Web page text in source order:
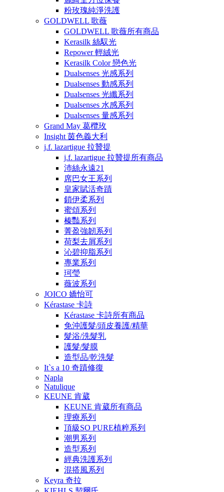
粉玫瑰純淨洗護
GOLDWELL 歌薇
GOLDWELL 歌薇所有商品
Kerasilk 絲馭光
Repower 輕絨光
Kerasilk Color 戀色光
Dualsenses 光感系列
Dualsenses 動感系列
Dualsenses 光纖系列
Dualsenses 水感系列
Dualsenses 量感系列
Grand May 葛欖玫
Insight 茵色義大利
j.f. lazartigue 拉贊提
j.f. lazartigue 拉贊提所有商品
沛絲永遠21
席巴女王系列
皇家賦活奇蹟
鎖伊柔系列
蜜頌系列
榛豔系列
菁盈強韌系列
荷梨去屑系列
沁碧抑脂系列
專業系列
珂瑩
薇波系列
JOICO 嬌怡可
Kérastase 卡詩
Kérastase 卡詩所有商品
免沖護髮/頭皮養護/精華
髮浴/洗髮乳
護髮/髮膜
造型品/乾洗髮
It`s a 10 奇蹟修復
Napla
Natulique
KEUNE 肯葳
KEUNE 肯葳所有商品
理療系列
頂級SO PURE植粹系列
潮男系列
造型系列
經典洗護系列
混搭風系列
Keyra 奇拉